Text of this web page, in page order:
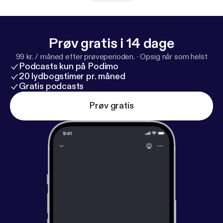
Prøv gratis i 14 dage
99 kr. / måned efter prøveperioden. ·Opsig når som helst
Podcasts kun på Podimo
20 lydbogstimer pr. måned
Gratis podcasts
Prøv gratis